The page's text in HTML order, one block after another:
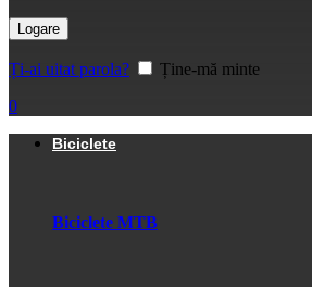
Logare
Ți-ai uitat parola?
Ține-mă minte
0
Biciclete
Biciclete MTB